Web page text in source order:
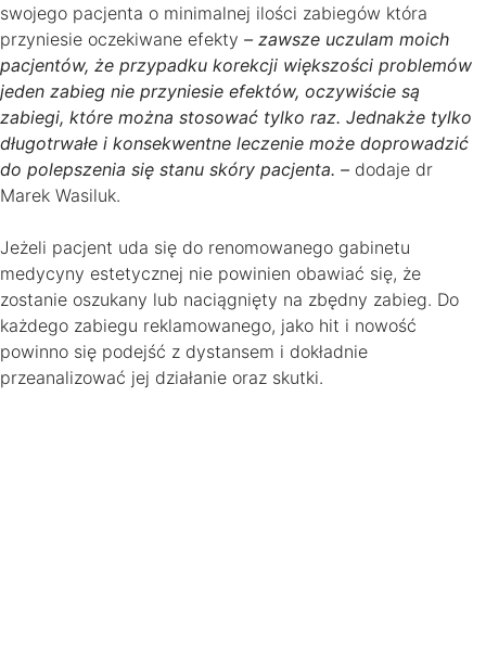
swojego pacjenta o minimalnej ilości zabiegów która
przyniesie oczekiwane efekty – zawsze uczulam moich
pacjentów, że przypadku korekcji większości problemów
jeden zabieg nie przyniesie efektów, oczywiście są
zabiegi, które można stosować tylko raz. Jednakże tylko
długotrwałe i konsekwentne leczenie może doprowadzić
do polepszenia się stanu skóry pacjenta. – dodaje dr
Marek Wasiluk.
Jeżeli pacjent uda się do renomowanego gabinetu
medycyny estetycznej nie powinien obawiać się, że
zostanie oszukany lub naciągnięty na zbędny zabieg. Do
każdego zabiegu reklamowanego, jako hit i nowość
powinno się podejść z dystansem i dokładnie
przeanalizować jej działanie oraz skutki.